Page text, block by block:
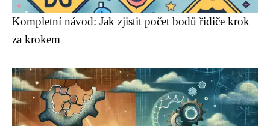
Kompletní návod: Jak zjistit počet bodů řidiče krok
za krokem